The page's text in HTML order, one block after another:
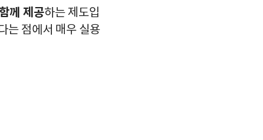
께 제공하는 제도입
는 점에서 매우 실용